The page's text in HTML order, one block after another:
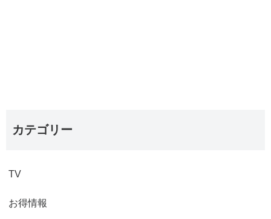
カテゴリー
TV
お得情報